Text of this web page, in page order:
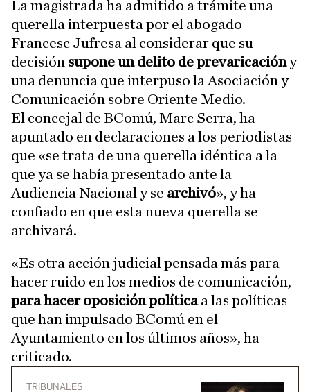
La magistrada ha admitido a trámite una
querella interpuesta por el abogado
Francesc Jufresa al considerar que su
decisión supone un delito de prevaricacióny
una denuncia que interpuso la Asociación y
Comunicación sobre Oriente Medio.
El concejal de BComú, Marc Serra, ha
apuntado en declaraciones a los periodistas
que «se trata de una querella idéntica a la
que ya se había presentado ante la
Audiencia Nacional y se archivó», y ha
confiado en que esta nueva querella se
archivará.
«Es otra acción judicial pensada más para
hacer ruido en los medios de comunicación,
para hacer oposición políticaa las políticas
que han impulsado BComú en el
Ayuntamiento en los últimos años», ha
criticado.
TRIBUNALES